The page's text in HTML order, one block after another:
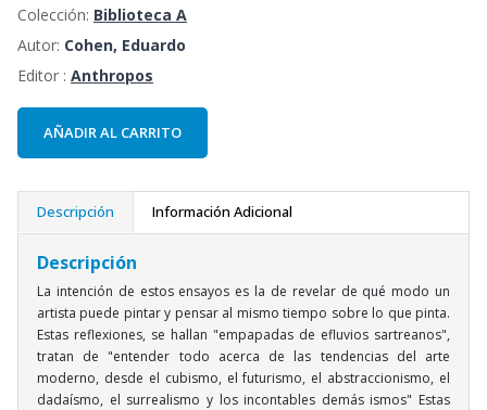
Colección: Biblioteca A
Autor: Cohen, Eduardo
Editor : Anthropos
AÑADIR AL CARRITO
Descripción Información Adicional
Descripción
La intención de estos ensayos es la de revelar de qué modo un
artista puede pintar y pensar al mismo tiempo sobre lo que pinta.
Estas reflexiones, se hallan "empapadas de efluvios sartreanos",
tratan de "entender todo acerca de las tendencias del arte
moderno, desde el cubismo, el futurismo, el abstraccionismo, el
dadaísmo, el surrealismo y los incontables demás ismos" Estas